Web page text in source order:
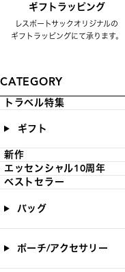
ギフトラッピング
レスポートサックオリジナルの
ギフトラッピングにて承ります。
CATEGORY
トラベル特集
ギフト
新作
エッセンシャル10周年
ベストセラー
バッグ
ポーチ/アクセサリー